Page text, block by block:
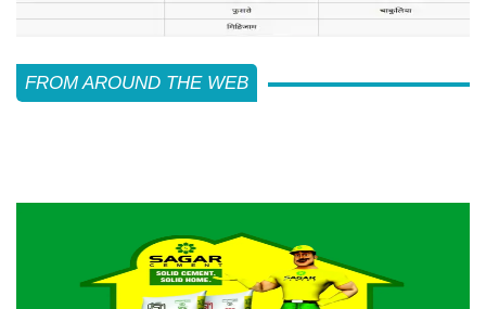
FROM AROUND THE WEB